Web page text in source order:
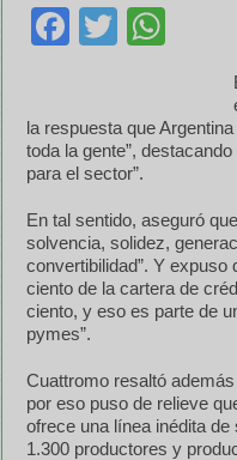
Facebook
Twitter
la respuesta que
toda la gente”,
para el sector”.
En tal sentido, aseguró
solvencia, solidez,
convertibilidad”. Y expuso
ciento de la cartera de
ciento, y eso es parte de
pymes”.
Cuattromo resaltó
por eso puso de relieve
ofrece una línea inédita
1.300 productores y